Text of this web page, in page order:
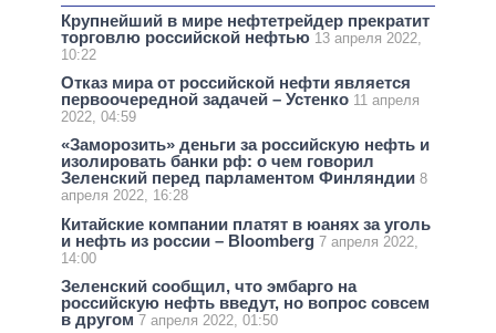
Крупнейший в мире нефтетрейдер прекратит
торговлю российской нефтью 13 апреля 2022,
10:22
Отказ мира от российской нефти является
первоочередной задачей – Устенко 11 апреля
2022, 04:59
«Заморозить» деньги за российскую нефть и
изолировать банки рф: о чем говорил
Зеленский перед парламентом Финляндии 8
апреля 2022, 16:28
Китайские компании платят в юанях за уголь
и нефть из россии – Bloomberg 7 апреля 2022,
14:00
Зеленский сообщил, что эмбарго на
российскую нефть введут, но вопрос совсем
в другом 7 апреля 2022, 01:50